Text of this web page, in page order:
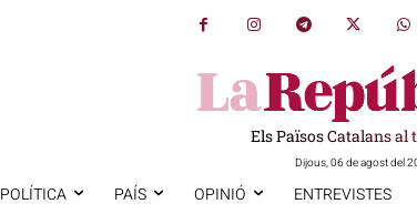
Els Països Catalans al
Dijous, 06 de agost del
POLÍTICA PAÍS OPINIÓ ENTREVISTES